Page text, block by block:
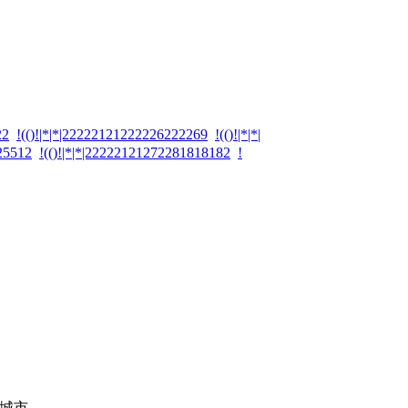
!(()!|*|*|22222121222226222269 !(()!|*|*|
!(()!|*|*|22222121272281818182 !